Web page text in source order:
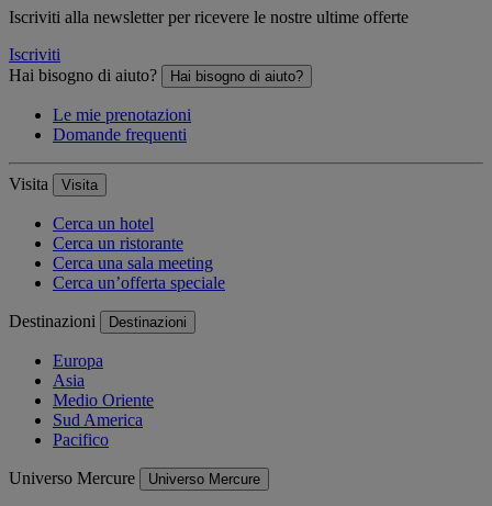
Iscriviti alla newsletter per ricevere le nostre ultime offerte
Iscriviti
Hai bisogno di aiuto?
Hai bisogno di aiuto?
Le mie prenotazioni
Domande frequenti
Visita Visita
Cerca un hotel
Cerca un ristorante
Cerca una sala meeting
Cerca un’offerta speciale
Destinazioni Destinazioni
Europa
Asia
Medio Oriente
Sud America
Pacifico
Universo Mercure Universo Mercure